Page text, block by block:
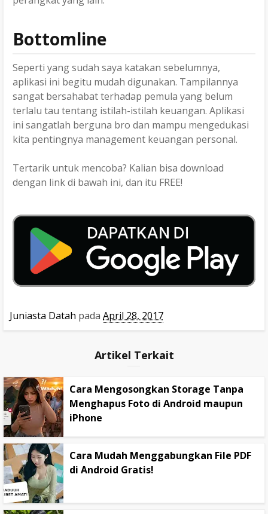
Bottomline
Seperti yang sudah saya katakan sebelumnya,
aplikasi ini begitu mudah digunakan. Tampilannya
sangat bersahabat terhadap pemula yang belum
terlalu tau tentang istilah-istilah keuangan. Aplikasi
ini sangatlah berguna bro dan mampu mengedukasi
kita pentingnya management keuangan personal.
Tertarik untuk mencoba? Kalian bisa download
dengan link di bawah ini, dan itu FREE!
Juniasta Datah pada April 28, 2017
Artikel Terkait
Cara Mengosongkan Storage Tanpa
Menghapus Foto di Android maupun
iPhone
Cara Mudah Menggabungkan File PDF
di Android Gratis!